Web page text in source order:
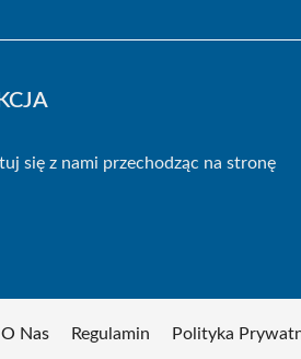
się z nami przechodząc na stronę
O Nas Regulamin Polityka